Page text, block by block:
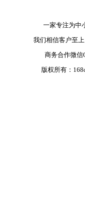
一家专注为中
我们相信客户至
商务合作微信
版权所有：